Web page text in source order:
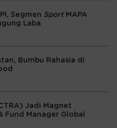
Segmen Sport MAPA
Laba
Bumbu Rahasia di
Jadi Magnet
Fund Manager Global